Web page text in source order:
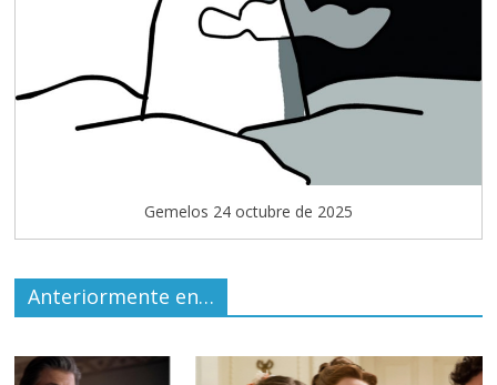
Gemelos 24 octubre de 2025
Anteriormente en…